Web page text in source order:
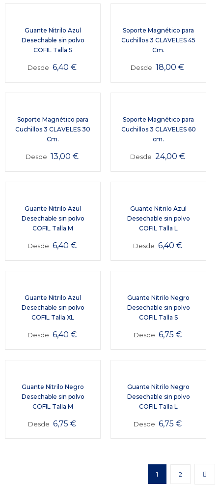
Guante Nitrilo Azul
Desechable sin polvo
COFIL Talla S
Desde 6,40 €
Soporte Magnético para
Cuchillos 3 CLAVELES 45
Cm.
Desde 18,00€
Soporte Magnético para
Cuchillos 3 CLAVELES 30
Cm.
Desde 13,00 €
Soporte Magnético para
Cuchillos 3 CLAVELES 60
cm.
Desde 24,00 €
Guante Nitrilo Azul
Desechable sin polvo
COFIL Talla M
Desde 6,40 €
Guante Nitrilo Azul
Desechable sin polvo
COFIL Talla L
Desde 6,40 €
Guante Nitrilo Azul
Desechable sin polvo
COFIL Talla XL
Desde 6,40 €
Guante Nitrilo Negro
Desechable sin polvo
COFIL Talla S
Desde 6,75 €
Guante Nitrilo Negro
Desechable sin polvo
COFIL Talla M
Desde 6,75 €
Guante Nitrilo Negro
Desechable sin polvo
COFIL Talla L
Desde 6,75 €
1 2